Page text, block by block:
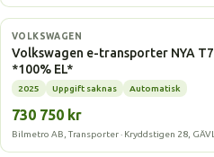
Elbil
VOLKSWAGEN
Volkswagen e-transporter NYA T7
*100% EL*
2025 Uppgift saknas Automatisk
730 750 kr
Bilmetro AB, Transporter · Kryddstigen 28,